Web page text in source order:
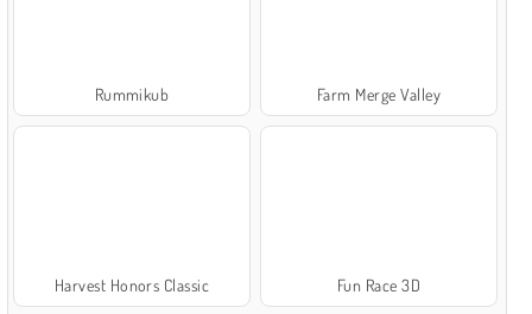
Rummikub Farm Merge Valley
Harvest Honors Classic Fun Race 3D